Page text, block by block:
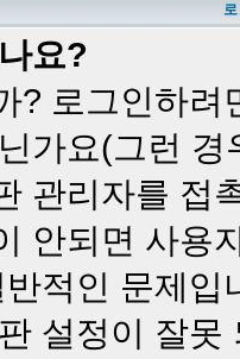
요?
? 로그인하
가요(그런
관리자를 접
안되면 사용
적인 문제
설정이 잘못